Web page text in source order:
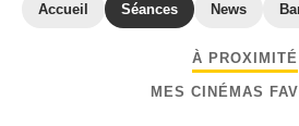
Accueil Séances News
À PROXIMITÉ
MES CINÉMAS